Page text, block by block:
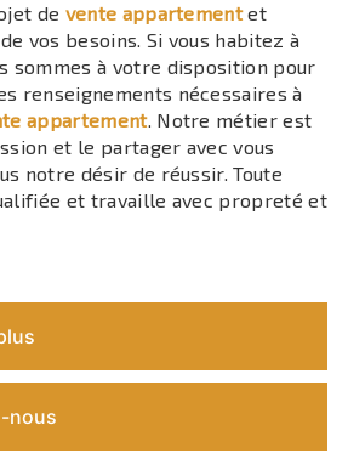
de vente appartementet
vos besoins. Si vous habitez à
sommes à votre disposition pour
renseignements nécessaires à
appartement. Notre métier est
et le partager avec vous
notre désir de réussir. Toute
et travaille avec propreté et
nous